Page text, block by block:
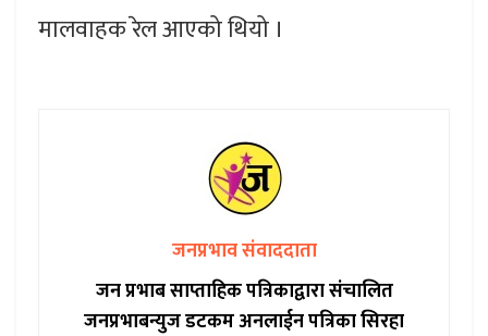
मालवाहक रेल आएको थियो ।
जनप्रभाव संवाददाता
जन प्रभाब साप्ताहिक पत्रिकाद्वारा संचालित
जनप्रभाबन्युज डटकम अनलाईन पत्रिका सिरहा